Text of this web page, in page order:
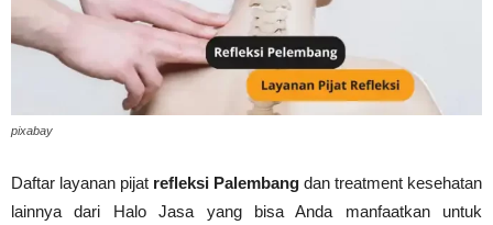
pixabay
Daftar layanan pijat refleksi Palembang dan treatment kesehatan
lainnya dari Halo Jasa yang bisa Anda manfaatkan untuk